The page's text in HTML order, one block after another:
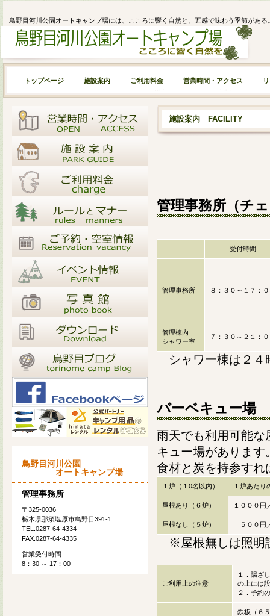
鳥野目河川公園オートキャンプ場には、こころに響く自然と、五感で味わう季節がある
施設案内 FACILITY
管理事務所（チ
受付時間
管理事務所 ８：３０～１７：
管理棟内
シャワー室
７：３０～２１：
シャワー棟は２４
バーベキュー場
雨天でも利用可能な
キュー場があります
食材と炭を持参すれ
１炉（１0名以内） １炉あたり
屋根あり（６炉） １０００円
屋根なし（５炉） ５００円
※屋根無しは照明
ご利用上の注意
１．陽ざ
の上には
２．予約
鉄板（６
トップページ 施設案内 ご利用料金 営業時間・アクセス
鳥野目河川公園
オートキャンプ場
管理事務所
〒325-0036
栃木県那須塩原市鳥野目391-1
TEL.0287-64-4334
FAX.0287-64-4335
営業受付時間
8：30 ～ 17：00